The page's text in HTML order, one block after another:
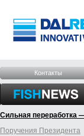
Контакты
Сильная переработка
Поручения Президента